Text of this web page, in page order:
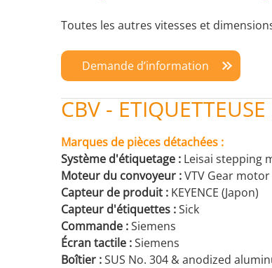
Toutes les autres vitesses et
Demande d’information
CBV -
Marques de pièces détachées :
Système d'étiquetage : Leisai stepping
Moteur du convoyeur :VTV Gear motor
Capteur de produit : KEYENCE (Japon)
Capteur d'étiquettes :Sick
Commande :Siemens
Écran tactile :Siemens
Boîtier :SUS No. 304 & anodized